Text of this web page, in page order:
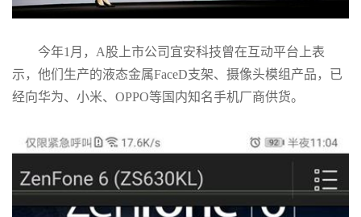
今年1月，A股上市公司宜安科技曾在互动平台上表
示，他们生产的液态金属FaceD支架、摄像头模组产品，已
经向华为、小米、OPPO等国内知名手机厂商供货。